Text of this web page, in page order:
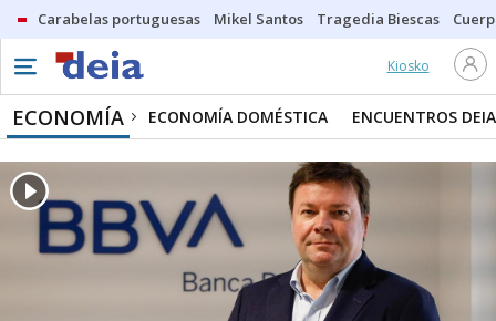
Carabelas portuguesas Mikel Santos Tragedia Biescas
Kiosko
ECONOMÍA ECONOMÍA DOMÉSTICA ENCUENTROS DEIA